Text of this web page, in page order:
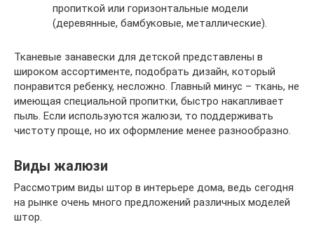
пропиткой или горизонтальные модели
(деревянные, бамбуковые, металлические).
Тканевые занавески для детской представлены в
широком ассортименте, подобрать дизайн, который
понравится ребенку, несложно. Главный минус – ткань, не
имеющая специальной пропитки, быстро накапливает
пыль. Если используются жалюзи, то поддерживать
чистоту проще, но их оформление менее разнообразно.
Виды жалюзи
Рассмотрим виды штор в интерьере дома, ведь сегодня
на рынке очень много предложений различных моделей
штор.